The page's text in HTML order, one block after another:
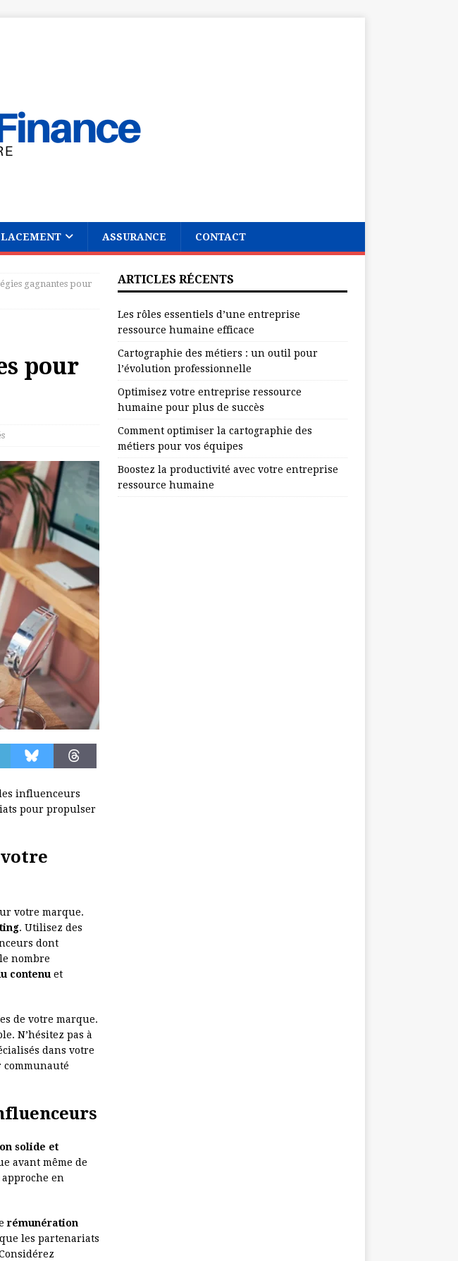
ASSURANCE CONTACT
gagnantes pour
pour
influenceurs
pour propulser
votre marque.
. Utilisez des
dont
nombre
contenu et
de votre marque.
N’hésitez pas à
dans votre
solide et
avant même de
en
rémunération
les partenariats
ARTICLES RÉCENTS
Les rôles essentiels d’une entreprise
ressource humaine efficace
Cartographie des métiers : un outil pour
l’évolution professionnelle
Optimisez votre entreprise ressource
humaine pour plus de succès
Comment optimiser la cartographie des
métiers pour vos équipes
Boostez la productivité avec votre entreprise
ressource humaine